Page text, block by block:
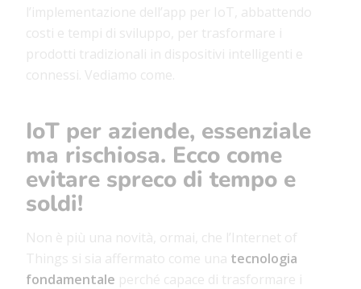
l’implementazione dell’app per IoT, abbattendo
costi e tempi di sviluppo, per trasformare i
prodotti tradizionali in dispositivi intelligenti e
connessi. Vediamo come.
IoT per aziende, essenziale
ma rischiosa. Ecco come
evitare spreco di tempo e
soldi!
Non è più una novità, ormai, che l’Internet of
Things si sia affermato come una tecnologia
fondamentale perché capace di trasformare i